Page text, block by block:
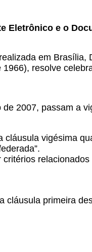
Eletrônico e o
em
resolve
de 2007, passam a
vigésima
primeira